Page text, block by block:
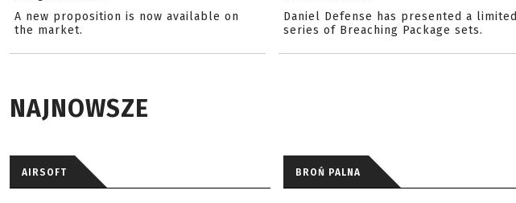
A new proposition is now available on
the market.
Daniel Defense has presented a limited
series of Breaching Package sets.
NAJNOWSZE
AIRSOFT BROŃ PALNA